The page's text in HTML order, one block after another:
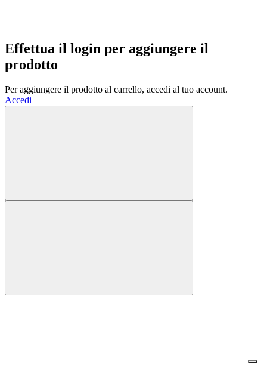
Effettua il login per aggiungere il
prodotto
Per aggiungere il prodotto al carrello, accedi al tuo account.
Accedi